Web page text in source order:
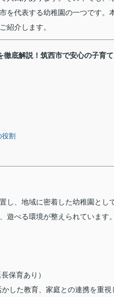
を代表する幼稚園の一つです。
紹介します。
徹底解説！筑西市で安心の子育
割
し、地域に密着した幼稚園と
遊べる環境が整えられています。
保育あり）
した教育、家庭との連携を重視